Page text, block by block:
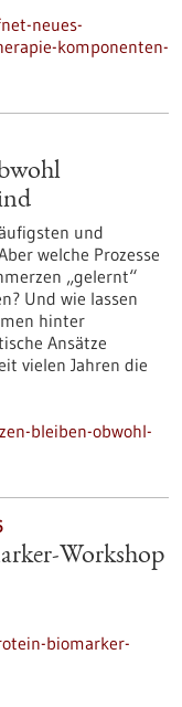
neues-
komponenten-
und
welche Prozesse
„gelernt“
Und wie lassen
hinter
Ansätze
vielen Jahren die
bleiben-obwohl-
Workshop
biomarker-